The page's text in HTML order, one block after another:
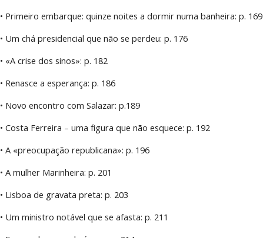
• Primeiro embarque: quinze noites a dormir numa banheira: p. 169
• Um chá presidencial que não se perdeu: p. 176
• «A crise dos sinos»: p. 182
• Renasce a esperança: p. 186
• Novo encontro com Salazar: p.189
• Costa Ferreira – uma figura que não esquece: p. 192
• A «preocupação republicana»: p. 196
• A mulher Marinheira: p. 201
• Lisboa de gravata preta: p. 203
• Um ministro notável que se afasta: p. 211